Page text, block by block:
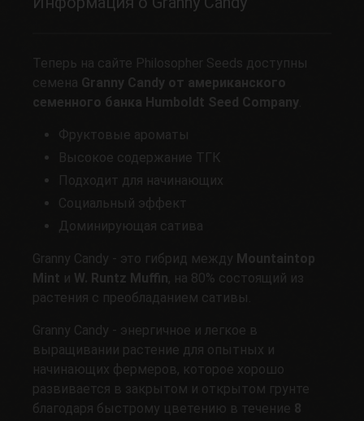
Теперь на сайте Philosopher Seeds доступны
семена Granny Candy от американского
семенного банка Humboldt Seed Company.
Фруктовые ароматы
Высокое содержание ТГК
Подходит для начинающих
Социальный эффект
Доминирующая сатива
Granny Candy - это гибрид между Mountaintop
Mint и W. Runtz Muffin, на 80% состоящий из
растения с преобладанием сативы.
Granny Candy - энергичное и легкое в
выращивании растение для опытных и
начинающих фермеров, которое хорошо
развивается в закрытом и открытом грунте
благодаря быстрому цветению в течение 8